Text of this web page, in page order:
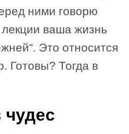
ними говорю
лекции ваша жизнь
Это относится
Готовы? Тогда в
чудес